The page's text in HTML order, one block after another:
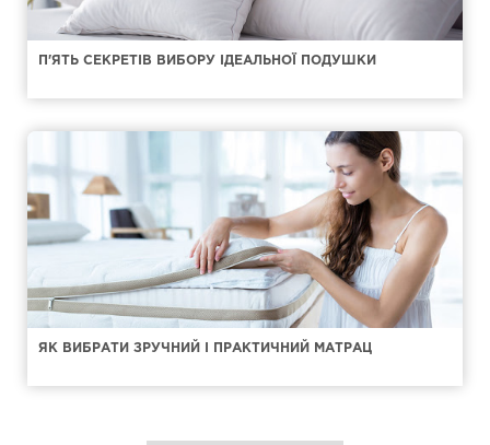
П'ЯТЬ СЕКРЕТІВ ВИБОРУ ІДЕАЛЬНОЇ ПОДУШКИ
ЯК ВИБРАТИ ЗРУЧНИЙ І ПРАКТИЧНИЙ МАТРАЦ